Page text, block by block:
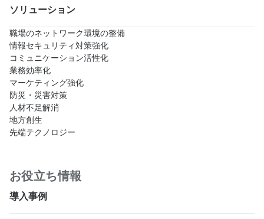
ソリューション
職場のネットワーク環境の整備
情報セキュリティ対策強化
コミュニケーション活性化
業務効率化
マーケティング強化
防災・災害対策
人材不足解消
地方創生
先端テクノロジー
お役立ち情報
導入事例